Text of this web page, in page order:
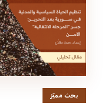
بحث مميّز